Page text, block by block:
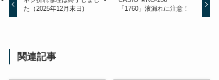
た（2025年12月末日)
「1760」液漏れに注意！
関連記事